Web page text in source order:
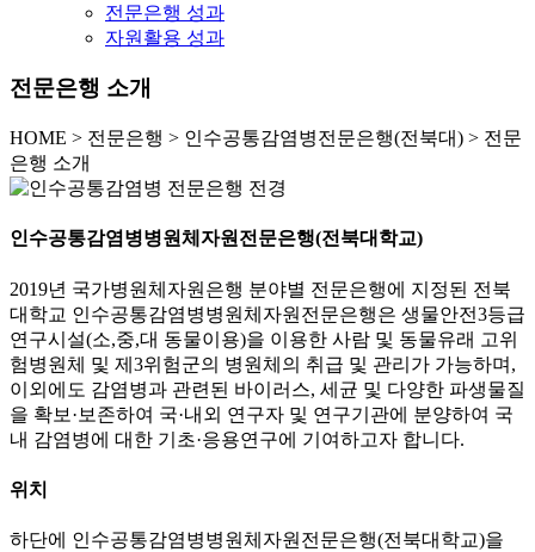
전문은행 성과
자원활용 성과
전문은행 소개
HOME > 전문은행 > 인수공통감염병전문은행(전북대) > 전문
은행 소개
인수공통감염병병원체자원전문은행(전북대학교)
2019년 국가병원체자원은행 분야별 전문은행에 지정된 전북
대학교 인수공통감염병병원체자원전문은행은 생물안전3등급
연구시설(소,중,대 동물이용)을 이용한 사람 및 동물유래 고위
험병원체 및 제3위험군의 병원체의 취급 및 관리가 가능하며,
이외에도 감염병과 관련된 바이러스, 세균 및 다양한 파생물질
을 확보·보존하여 국·내외 연구자 및 연구기관에 분양하여 국
내 감염병에 대한 기초·응용연구에 기여하고자 합니다.
위치
하단에 인수공통감염병병원체자원전문은행(전북대학교)을